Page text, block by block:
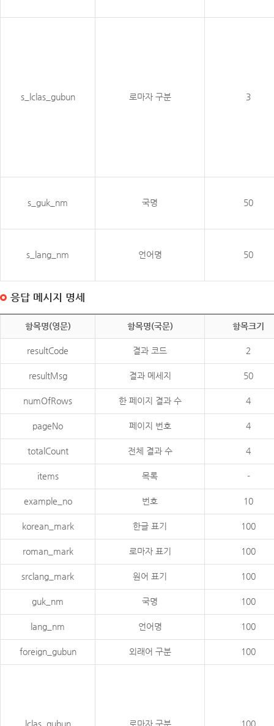
s_lclas_gubun 로마자 구분 3
s_guk_nm 국명 50
s_lang_nm 언어명 50
응답 메시지 명세
항목명(영문) 항목명(국문) 항목크기
resultCode 결과 코드 2
resultMsg 결과 메세지 50
numOfRows 한 페이지 결과 수 4
pageNo 페이지 번호 4
totalCount 전체 결과 수 4
items 목록 -
example_no 번호 10
korean_mark 한글 표기 100
roman_mark 로마자 표기 100
srclang_mark 원어 표기 100
guk_nm 국명 100
lang_nm 언어명 100
foreign_gubun 외래어 구분 100
lclas_gubun 로마자 구분 100